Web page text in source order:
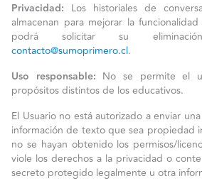
Privacidad: Los historiales de
almacenan para mejorar la
podrá solicitar su
contacto@sumoprimero.cl.
Uso responsable: No se permite el
propósitos distintos de los educativos.
El Usuario no está autorizado a enviar
información de texto que sea propiedad
no se hayan obtenido los permisos/
viole los derechos a la privacidad o
secreto protegido legalmente u otra